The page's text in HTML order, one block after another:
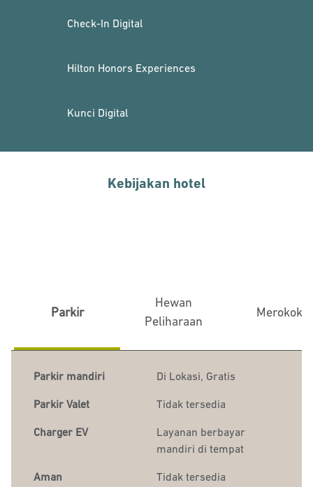
Check-In Digital
Hilton Honors Experiences
Kunci Digital
Kebijakan hotel
Parkir
Hewan
Peliharaan
Merokok
Parkir mandiri Di Lokasi, Gratis
Parkir Valet Tidak tersedia
Charger EV
Layanan berbayar
mandiri di tempat
Aman Tidak tersedia